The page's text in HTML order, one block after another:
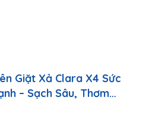
Giặt Xả Clara X4 Sức
– Sạch Sâu, Thơm